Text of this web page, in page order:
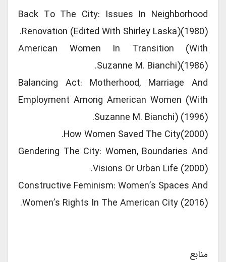
Back To The City: Issues In Neighborhood
Renovation (Edited With Shirley Laska)(1980).
American Women In Transition (with
Suzanne M. Bianchi)(1986).
Balancing Act: Motherhood, Marriage And
Employment Among American Women (with
Suzanne M. Bianchi) (1996).
How Women Saved The City(2000).
Gendering The City: Women, Boundaries And
Visions Or Urban Life (2000).
Constructive Feminism: Women’s Spaces And
Women’s Rights In The American City (2016).
منابع